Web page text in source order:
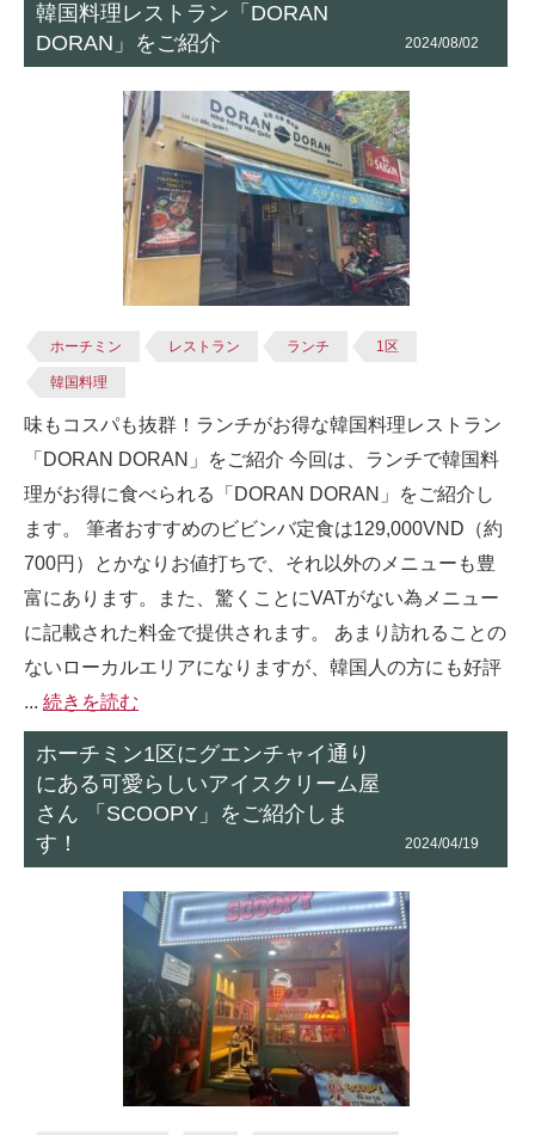
韓国料理レストラン「DORAN
DORAN」をご紹介
2024/08/02
ホーチミン レストラン ランチ 1区
韓国料理
味もコスパも抜群！ランチがお得な韓国料理レストラン
「DORAN DORAN」をご紹介 今回は、ランチで韓国料
理がお得に食べられる「DORAN DORAN」をご紹介し
ます。 筆者おすすめのビビンバ定食は129,000VND（約
700円）とかなりお値打ちで、それ以外のメニューも豊
富にあります。また、驚くことにVATがない為メニュー
に記載された料金で提供されます。 あまり訪れることの
ないローカルエリアになりますが、韓国人の方にも好評
... 続きを読む
ホーチミン1区にグエンチャイ通り
にある可愛らしいアイスクリーム屋
さん 「SCOOPY」をご紹介しま
す！
2024/04/19